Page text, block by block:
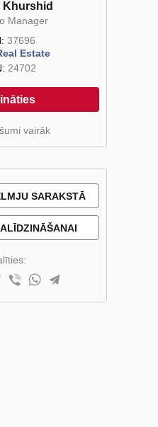
Khurshid
Manager
37696
Estate
24702
vairāk
SARAKSTĀ